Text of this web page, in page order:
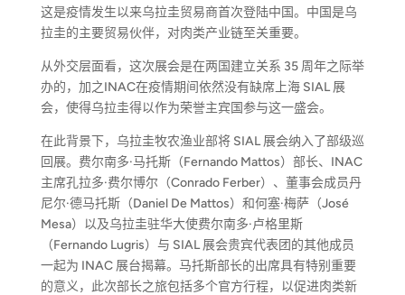
这是疫情发生以来乌拉圭贸易商首次登陆中国。中国是乌
拉圭的主要贸易伙伴，对肉类产业链至关重要。
从外交层面看，这次展会是在两国建立关系 35 周年之际举
办的，加之INAC在疫情期间依然没有缺席上海 SIAL 展
会，使得乌拉圭得以作为荣誉主宾国参与这一盛会。
在此背景下，乌拉圭牧农渔业部将 SIAL 展会纳入了部级巡
回展。费尔南多·马托斯（Fernando Mattos）部长、INAC
主席孔拉多·费尔博尔（Conrado Ferber）、董事会成员丹
尼尔·德马托斯（Daniel De Mattos）和何塞·梅萨（José
Mesa）以及乌拉圭驻华大使费尔南多·卢格里斯
（Fernando Lugris）与 SIAL 展会贵宾代表团的其他成员
一起为 INAC 展台揭幕。马托斯部长的出席具有特别重要
的意义，此次部长之旅包括多个官方行程，以促进肉类新